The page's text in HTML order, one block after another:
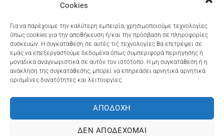
Cookies
Για να παρέχουμε την καλύτερη εμπειρία, χρησιμοποιούμε τεχνολογίες
όπως cookies για την αποθήκευση ή/και την πρόσβαση σε πληροφορίες
συσκευών. Η συγκατάθεση σε αυτές τις τεχνολογίες θα επιτρέψει σε
εμάς να επεξεργαστούμε δεδομένα όπως συμπεριφορά περιήγησης ή
μοναδικά αναγνωριστικά σε αυτόν τον ιστότοπο. Η μη συγκατάθεση ή η
ανάκληση της συγκατάθεσης, μπορεί να επηρεάσει αρνητικά αρνητικά
ορισμένες δυνατότητες και λειτουργίες.
ΑΠΟΔΟΧΉ
ΔΕΝ ΑΠΟΔΈΧΟΜΑΙ
€10,60
Dioni Hair Care, Ζυμβρακάκηδων 33, τηλ 28210
91906
Dioni Hair Spa, Κ. Σφακιανάκη 5, τηλ 28210 94712
On
Delivery
ΤΡΟΠΟΙ ΠΛΗΡΩΜΗΣ
ΠΟΛΙΤΙΚΉ ΕΠΙΣΤΡΟΦΏΝ
ΠΟΛΙΤΙΚΉ ΑΠΟΡΡΉΤΟΥ – COOKIES (ΕΕ)